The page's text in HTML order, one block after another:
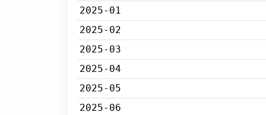
2025-01
2025-02
2025-03
2025-04
2025-05
2025-06